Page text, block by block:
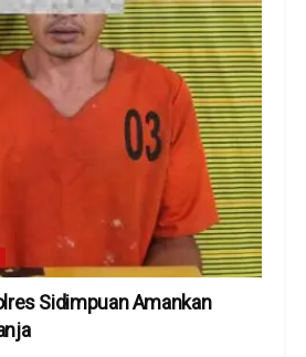
Sidimpuan Amankan